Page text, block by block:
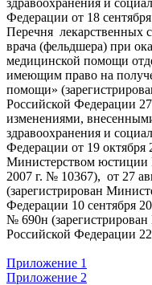
Федерации от 18
Перечня лекарственных
врача (фельдшера) при
медицинской помощи
имеющим право на
помощи»
Российской Федерации
изменениями,
здравоохранения и
Федерации от 19 октября
Министерством юстиции
2007 г. № 10367), от 27
(зарегистрирован
Федерации 10 сентября
№ 690н
Российской Федерации
Приложение 1
Приложение 2